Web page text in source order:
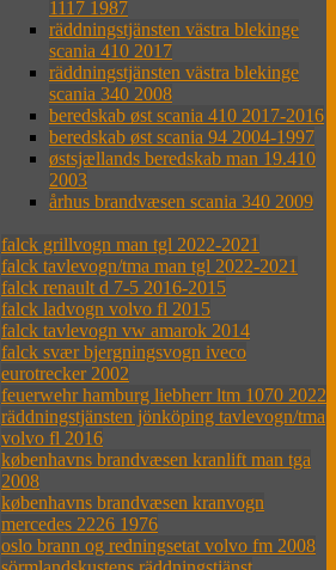
1117 1987
räddningstjänsten västra blekinge
scania 410 2017
räddningstjänsten västra blekinge
scania 340 2008
beredskab øst scania 410 2017-2016
beredskab øst scania 94 2004-1997
østsjællands beredskab man 19.410
2003
århus brandvæsen scania 340 2009
falck grillvogn man tgl 2022-2021
falck tavlevogn/tma man tgl 2022-2021
falck renault d 7-5 2016-2015
falck ladvogn volvo fl 2015
falck tavlevogn vw amarok 2014
falck svær bjergningsvogn iveco
eurotrecker 2002
feuerwehr hamburg liebherr ltm 1070 2022
räddningstjänsten jönköping tavlevogn/tma
volvo fl 2016
københavns brandvæsen kranlift man tga
2008
københavns brandvæsen kranvogn
mercedes 2226 1976
oslo brann og redningsetat volvo fm 2008